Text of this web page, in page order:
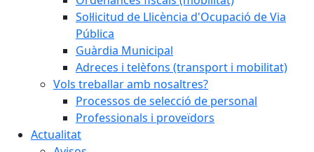
Sol·licitud de Llicència d'Ocupació de Via
Pública
Guàrdia Municipal
Adreces i telèfons (transport i mobilitat)
Vols treballar amb nosaltres?
Processos de selecció de personal
Professionals i proveïdors
Actualitat